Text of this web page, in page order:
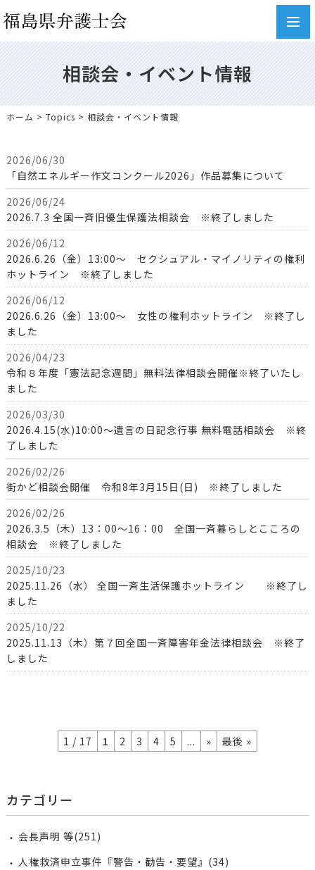
相談会・イベント情報
ホーム > Topics > 相談会・イベント情報
2026/06/30
「自然エネルギー作文コンクール2026」作品募集について
2026/06/24
2026.7.3 全国一斉旧優生保護法相談会 ※終了しました
2026/06/12
2026.6.26（金）13:00～ セクシュアル・マイノリティの権利
ホットライン ※終了しました
2026/06/12
2026.6.26（金）13:00～ 女性の権利ホットライン ※終了し
ました
2026/04/23
令和８年度「憲法記念週間」無料法律相談会開催※終了いたし
ました
2026/03/30
2026.4.15(水)10:00～遺言の日記念行事 無料電話相談会 ※終
了しました
2026/02/26
街かど相談会開催 令和8年3月15日(日) ※終了しました
2026/02/26
2026.3.5（木）13：00～16：00 全国一斉暮らしとこころの
相談会 ※終了しました
2025/10/23
2025.11.26（水） 全国一斉生活保護ホットライン ※終了し
ました
2025/10/22
2025.11.13（木）第７回全国一斉障害年金法律相談会 ※終了
しました
1 / 17 1 2 3 4 5 ... » 最後 »
カテゴリー
会長声明 等(251)
人権救済申立事件『警告・勧告・要望』(34)